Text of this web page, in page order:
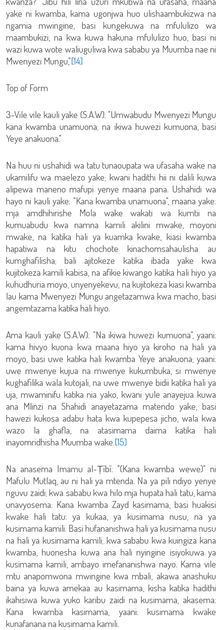
yake ni kwamba, kama ugonjwa huo ulishaambukizwa na
ngamia mwingine, basi kungekuwa na mfululizo wa
maambukizi, na kwa kuwa hakuna mfululizo huo, basi ni
wazi kuwa wote waliuguliwa kwa sababu ya Muumba nae ni
Mwenyezi Mungu,"[14]
Top of Form
3-Vile vile kauli yake (S.A.W): "Umwabudu Mwenyezi Mungu
kana kwamba unamuona; na ikiwa huwezi kumuona, basi
Yeye anakuona."
Na huu ni ushahidi wa tatu tunaoupata wa ufasaha wake na
ukamilifu wa maelezo yake; kwani hadithi hii ni dalili kuwa
alipewa maneno mafupi yenye maana pana. Ushahidi wa
hayo ni kauli yake: "Kana kwamba unamuona", maana yake:
mja amdhihirishe Mola wake wakati wa kumtii na
kumuabudu kwa namna kamili akilini mwake, moyoni
mwake, na katika hali ya kuamka kwake, kiasi kwamba
hapatiwa na kitu chochote kinachomsahaulisha au
kumghafilisha; bali ajitokeze katika ibada yake kwa
kujitokeza kamili kabisa, na afikie kiwango katika hali hiyo ya
kuhudhuria moyo, unyenyekevu, na kujitokeza kiasi kwamba
lau kama Mwenyezi Mungu angetazamwa kwa macho, basi
angemtazama katika hali hiyo.
Ama kauli yake (S.A.W): "Na ikiwa huwezi kumuona", yaani:
kama hivyo kuona kwa maana hiyo ya kiroho na hali ya
moyo, basi uwe katika hali kwamba Yeye anakuona; yaani:
uwe mwenye kujua na mwenye kukumbuka, si mwenye
kughafilika wala kutojali, na uwe mwenye bidii katika hali ya
uja, mwaminifu katika nia yako, kwani yule anayejua kuwa
ana Mlinzi na Shahidi anayetazama matendo yake, basi
hawezi kukosa adabu hata kwa kupepesa jicho, wala kwa
wazo la ghafla, na atasimama daima katika hali
inayomridhisha Muumba wake.[15]
Na anasema Imamu al-Ṭībī: "(Kana kwamba wewe)" ni
Mafulu Mutlaq, au ni hali ya mtenda. Na ya pili ndiyo yenye
nguvu zaidi; kwa sababu kwa hilo mja hupata hali tatu, kama
unavyosema: Kana kwamba Zayd kasimama, basi huakisi
kwake hali tatu: ya kukaa, ya kusimama nusu, na ya
kusimama kamili. Basi hufananishwa hali ya kusimama nusu
na hali ya kusimama kamili; kwa sababu kwa kuingiza kana
kwamba, huonesha kuwa ana hali nyingine isiyokuwa ya
kusimama kamili, ambayo imefananishwa nayo. Kama vile
mtu anapomwona mwingine kwa mbali, akawa anashuku
baina ya kuwa amekaa au kasimama, kisha katika hadithi
ikahisiwa kuwa yuko karibu zaidi na kusimama, akasema:
Kana kwamba kasimama, yaani: kusimama kwake
kunafanana na kusimama kamili.